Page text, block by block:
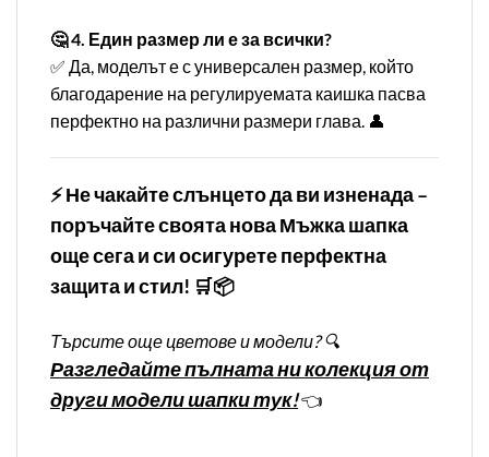
🤔 4. Един размер ли е за всички?
✅ Да, моделът е с универсален размер, който
благодарение на регулируемата каишка пасва
перфектно на различни размери глава. 👤
⚡ Не чакайте слънцето да ви изненада –
поръчайте своята нова Мъжка шапка
още сега и си осигурете перфектна
защита и стил! 🛒📦
Търсите още цветове и модели? 🔍
Разгледайте пълната ни колекция от
други модели шапки тук!👈